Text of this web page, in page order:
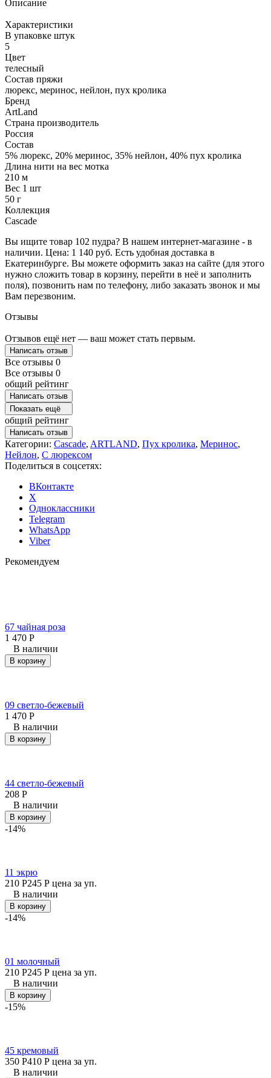
Описание
Характеристики
В упаковке штук
5
Цвет
телесный
Состав пряжи
люрекс, меринос, нейлон, пух кролика
Бренд
ArtLand
Страна производитель
Россия
Состав
5% люрекс, 20% меринос, 35% нейлон, 40% пух кролика
Длина нити на вес мотка
210 м
Вес 1 шт
50 г
Коллекция
Cascade
Вы ищите товар 102 пудра? В нашем интернет-магазине - в
наличии. Цена: 1 140 руб. Есть удобная доставка в
Екатеринбурге. Вы можете оформить заказ на сайте (для этого
нужно сложить товар в корзину, перейти в неё и заполнить
поля), позвонить нам по телефону, либо заказать звонок и мы
Вам перезвоним.
Отзывы
Отзывов ещё нет — ваш может стать первым.
Написать отзыв
Все отзывы 0
Все отзывы 0
общий рейтинг
Написать отзыв
Показать ещё
общий рейтинг
Написать отзыв
Категории: Cascade, ARTLAND, Пух кролика, Меринос,
Нейлон, С люрексом
Поделиться в соцсетях:
ВКонтакте
X
Одноклассники
Telegram
WhatsApp
Viber
Рекомендуем
67 чайная роза
1 470 Р
В наличии
В корзину
09 светло-бежевый
1 470 Р
В наличии
В корзину
44 светло-бежевый
208 Р
В наличии
В корзину
-14%
11 экрю
210 Р245 Р цена за уп.
В наличии
В корзину
-14%
01 молочный
210 Р245 Р цена за уп.
В наличии
В корзину
-15%
45 кремовый
350 Р410 Р цена за уп.
В наличии